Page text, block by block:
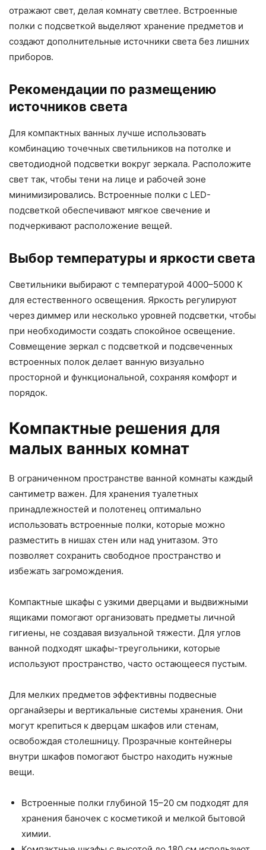
отражают свет, делая комнату светлее. Встроенные
полки с подсветкой выделяют хранение предметов и
создают дополнительные источники света без лишних
приборов.
Рекомендации по размещению
источников света
Для компактных ванных лучше использовать
комбинацию точечных светильников на потолке и
светодиодной подсветки вокруг зеркала. Расположите
свет так, чтобы тени на лице и рабочей зоне
минимизировались. Встроенные полки с LED-
подсветкой обеспечивают мягкое свечение и
подчеркивают расположение вещей.
Выбор температуры и яркости света
Светильники выбирают с температурой 4000–5000 K
для естественного освещения. Яркость регулируют
через диммер или несколько уровней подсветки, чтобы
при необходимости создать спокойное освещение.
Совмещение зеркал с подсветкой и подсвеченных
встроенных полок делает ванную визуально
просторной и функциональной, сохраняя комфорт и
порядок.
Компактные решения для
малых ванных комнат
В ограниченном пространстве ванной комнаты каждый
сантиметр важен. Для хранения туалетных
принадлежностей и полотенец оптимально
использовать встроенные полки, которые можно
разместить в нишах стен или над унитазом. Это
позволяет сохранить свободное пространство и
избежать загромождения.
Компактные шкафы с узкими дверцами и выдвижными
ящиками помогают организовать предметы личной
гигиены, не создавая визуальной тяжести. Для углов
ванной подходят шкафы-треугольники, которые
используют пространство, часто остающееся пустым.
Для мелких предметов эффективны подвесные
органайзеры и вертикальные системы хранения. Они
могут крепиться к дверцам шкафов или стенам,
освобождая столешницу. Прозрачные контейнеры
внутри шкафов помогают быстро находить нужные
вещи.
Встроенные полки глубиной 15–20 см подходят для
хранения баночек с косметикой и мелкой бытовой
химии.